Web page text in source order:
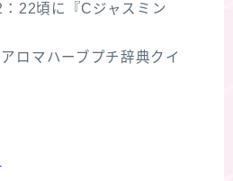
22頃に『Cジャスミン
ロマハーブプチ辞典クイ